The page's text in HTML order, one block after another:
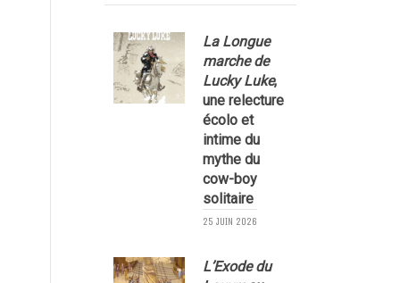
La Longue
marche de
Lucky Luke,
une relecture
écolo et
intime du
mythe du
cow-boy
solitaire
25 JUIN 2026
L’Exode du